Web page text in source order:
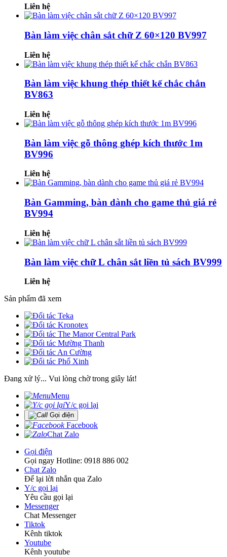
Liên hệ
Bàn làm việc chân sắt chữ Z 60×120 BV997
Liên hệ
Bàn làm việc khung thép thiết kế chắc chắn
BV863
Liên hệ
Bàn làm việc gỗ thông ghép kích thước 1m
BV996
Liên hệ
Bàn Gamming, bàn dành cho game thủ giá rẻ
BV994
Liên hệ
Bàn làm việc chữ L chân sắt liền tủ sách BV999
Liên hệ
Sản phẩm đã xem
Đang xử lý... Vui lòng chờ trong giây lát!
Menu
Y/c gọi lại
Gọi điện
Facebook
Chat Zalo
Gọi điện
Gọi ngay Hotline: 0918 886 002
Chat Zalo
Để lại lời nhắn qua Zalo
Y/c gọi lại
Yêu cầu gọi lại
Messenger
Chat Messenger
Tiktok
Kênh tiktok
Youtube
Kênh youtube